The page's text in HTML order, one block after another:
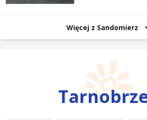
Więcej z Sandomierz